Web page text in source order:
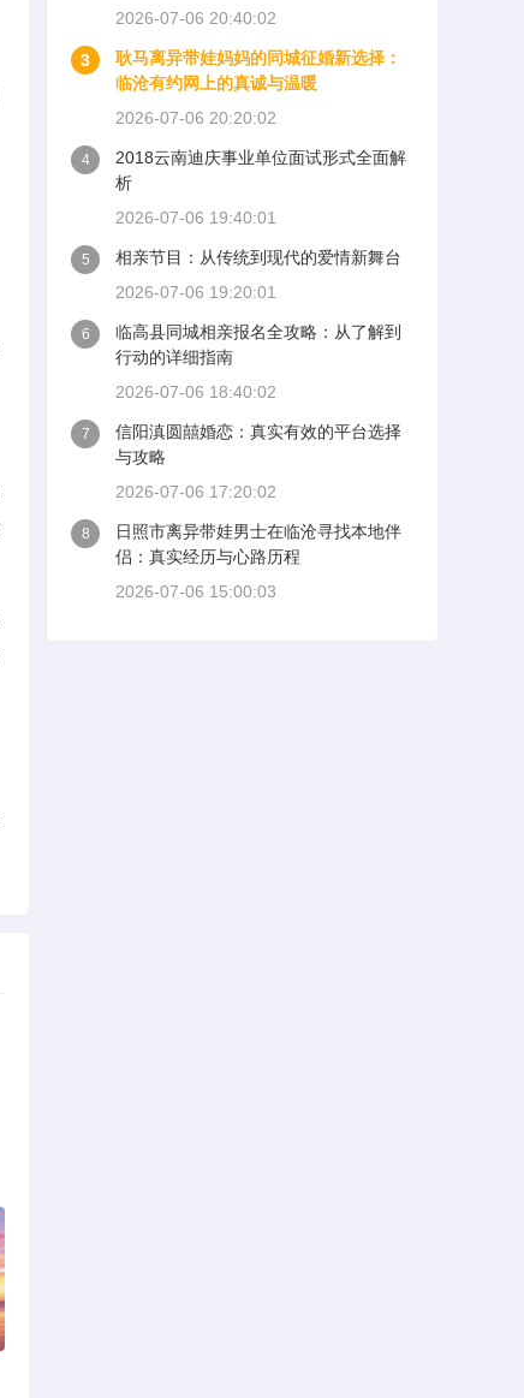
2026-07-06 20:40:02
3
耿马离异带娃妈妈的同城征婚新选择：
临沧有约网上的真诚与温暖
2026-07-06 20:20:02
4
2018云南迪庆事业单位面试形式全面解
析
2026-07-06 19:40:01
5
相亲节目：从传统到现代的爱情新舞台
2026-07-06 19:20:01
6
临高县同城相亲报名全攻略：从了解到
行动的详细指南
2026-07-06 18:40:02
7
信阳滇圆囍婚恋：真实有效的平台选择
与攻略
2026-07-06 17:20:02
8
日照市离异带娃男士在临沧寻找本地伴
侣：真实经历与心路历程
2026-07-06 15:00:03